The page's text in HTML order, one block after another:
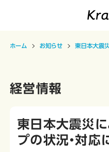
ホーム お知らせ 東日本大震
経営情報
東日本大震災
プの状況・対応